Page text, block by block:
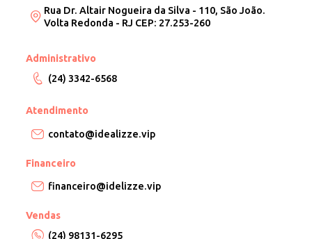
Rua Dr. Altair Nogueira da Silva - 110, São João.
Volta Redonda - RJ CEP: 27.253-260
Administrativo
(24) 3342-6568
Atendimento
contato@idealizze.vip
Financeiro
financeiro@idelizze.vip
Vendas
(24) 98131-6295